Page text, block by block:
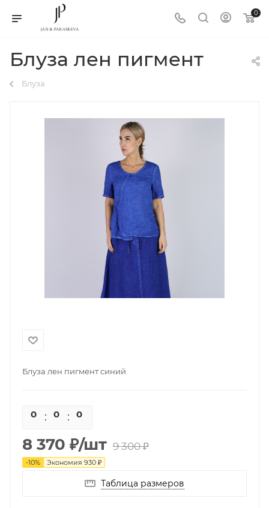
0
Блуза лен пигмент
Блуза
Блуза лен пигмент синий
0 0 0
8 370 ₽/шт 9 300₽
-10% Экономия 930 ₽
Таблица размеров